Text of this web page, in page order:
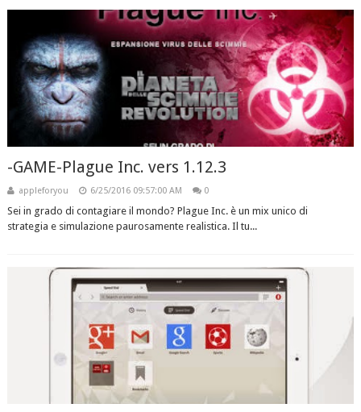
-GAME-Plague Inc. vers 1.12.3
appleforyou 6/25/2016 09:57:00 AM 0
Sei in grado di contagiare il mondo? Plague Inc. è un mix unico di
strategia e simulazione paurosamente realistica. Il tu...